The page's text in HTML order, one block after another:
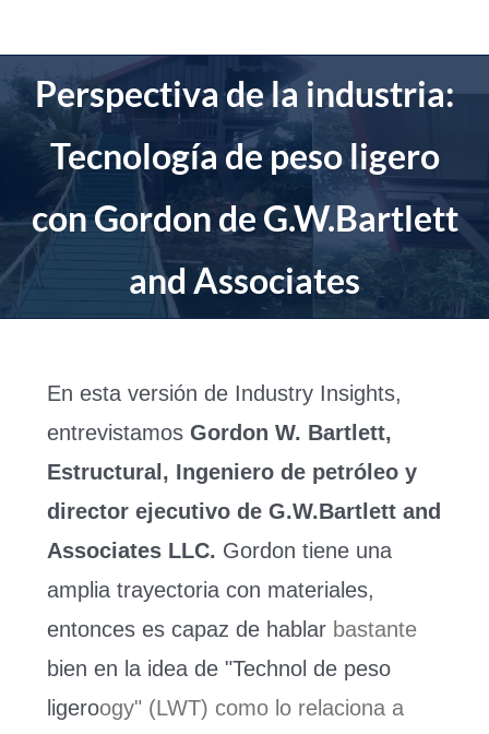
contenidoPerspectiva de la industria:
Tecnología de peso ligero
con Gordon de G.W.Bartlett
and Associates
En esta versión de Industry Insights,
entrevistamosGordon W. Bartlett,
Estructural, Ingeniero de petróleo y
director ejecutivo de G.W.Bartlett and
Associates LLC. Gordon tiene una
amplia trayectoria con materiales,
entonces es capaz de hablar bastante
bien en la idea de "Technol de peso
ligeroogy" (LWT) como lo relacionaa